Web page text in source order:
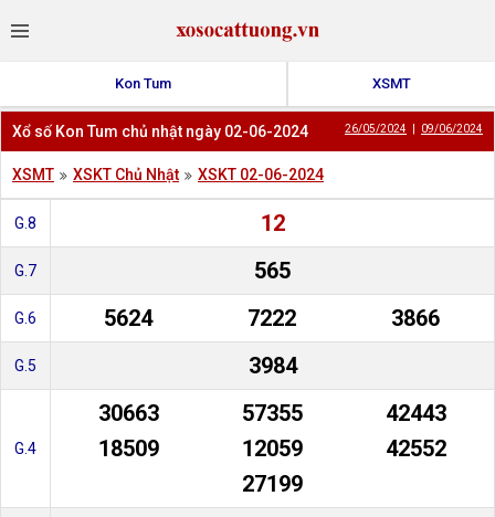
Kon Tum XSMT
Xổ số Kon Tum chủ nhật ngày 02-06-2024 26/05/2024 09/06/2024
XSMT XSKT Chủ Nhật XSKT 02-06-2024
G.8 12
G.7 565
G.6 5624 7222 3866
G.5 3984
G.4
30663 57355
42443
18509
12059
42552
27199